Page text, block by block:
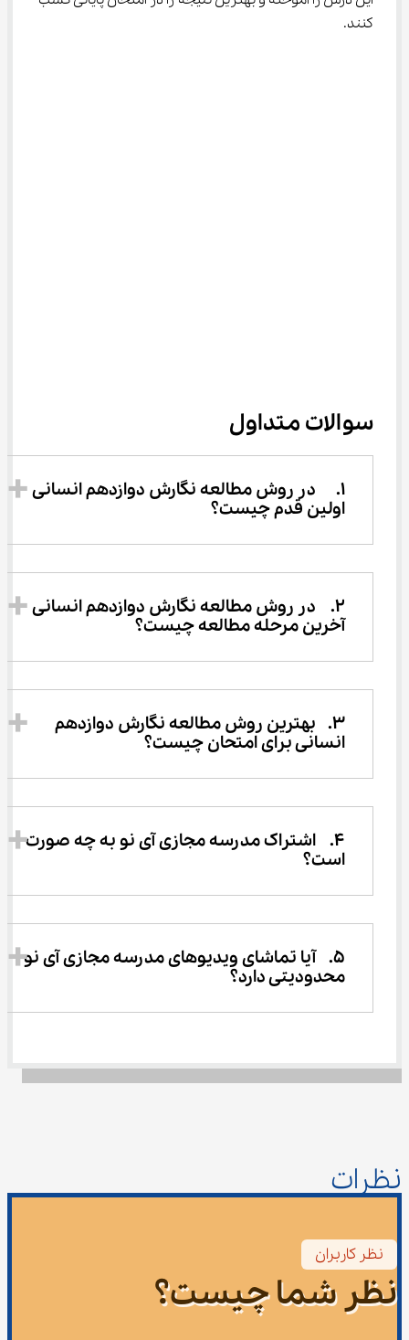
کنند.
سوالات متداول
1.	در روش مطالعه نگارش دوازدهم انسانی
اولین قدم چیست؟
2.	در روش مطالعه نگارش دوازدهم انسانی
آخرین مرحله مطالعه چیست؟
3.	بهترین روش مطالعه نگارش دوازدهم
انسانی برای امتحان چیست؟
4.	اشتراک مدرسه مجازی آی نو به چه صورت
است؟
5.	آیا تماشای ویدیوهای مدرسه مجازی آی نو
محدودیتی دارد؟
نظرات
نظر کاربران
نظر شما چیست؟